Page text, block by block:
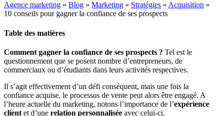
Agence marketing » Blog » Marketing » Stratégies » Acquisition »
10 conseils pour gagner la confiance de ses prospects
Table des matières
Comment gagner la confiance de ses prospects ? Tel est le
questionnement que se posent nombre d’entrepreneurs, de
commerciaux ou d’étudiants dans leurs activités respectives.
Il s’agit effectivement d’un défi conséquent, mais une fois la
confiance acquise, le processus de vente peut alors être engagé. A
l’heure actuelle du marketing, notons l’importance de l’expérience
client et d’une relation personnalisée avec celui-ci.